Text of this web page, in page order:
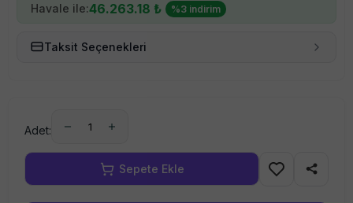
Havale ile:46.263.18 ₺ %3 indirim
Taksit Seçenekleri
Adet: 1